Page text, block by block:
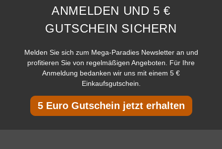
ANMELDEN UND 5 €
GUTSCHEIN SICHERN
Melden Sie sich zum Mega-Paradies Newsletter an und
profitieren Sie von regelmäßigen Angeboten. Für Ihre
Anmeldung bedanken wir uns mit einem 5 €
Einkaufsgutschein.
5 Euro Gutschein jetzt erhalten